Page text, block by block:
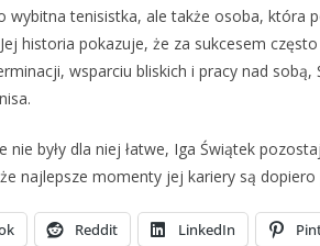
wybitna tenisistka, ale także osoba, która
historia pokazuje, że za sukcesem
wsparciu bliskich i pracy nad sobą,
nie były dla niej łatwe, Iga Świątek
najlepsze momenty jej kariery są dopiero
Reddit LinkedIn